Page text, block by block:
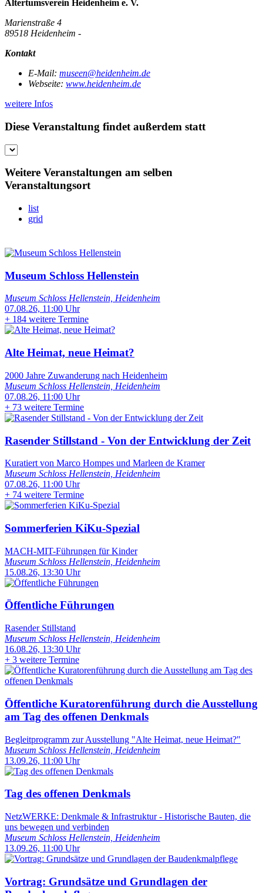
Altertumsverein Heidenheim e. V.
Marienstraße 4
89518 Heidenheim -
Kontakt
E-Mail: museen@heidenheim.de
Webseite: www.heidenheim.de
weitere Infos
Diese Veranstaltung findet außerdem statt
Weitere Veranstaltungen am selben
Veranstaltungsort
list
grid
Museum Schloss Hellenstein
Museum Schloss Hellenstein, Heidenheim
07.08.26, 11:00 Uhr
+ 184 weitere Termine
Alte Heimat, neue Heimat?
2000 Jahre Zuwanderung nach Heidenheim
Museum Schloss Hellenstein, Heidenheim
07.08.26, 11:00 Uhr
+ 73 weitere Termine
Rasender Stillstand - Von der Entwicklung der Zeit
Kuratiert von Marco Hompes und Marleen de Kramer
Museum Schloss Hellenstein, Heidenheim
07.08.26, 11:00 Uhr
+ 74 weitere Termine
Sommerferien KiKu-Spezial
MACH-MIT-Führungen für Kinder
Museum Schloss Hellenstein, Heidenheim
15.08.26, 13:30 Uhr
Öffentliche Führungen
Rasender Stillstand
Museum Schloss Hellenstein, Heidenheim
16.08.26, 13:30 Uhr
+ 3 weitere Termine
Öffentliche Kuratorenführung durch die Ausstellung
am Tag des offenen Denkmals
Begleitprogramm zur Ausstellung "Alte Heimat, neue Heimat?"
Museum Schloss Hellenstein, Heidenheim
13.09.26, 11:00 Uhr
Tag des offenen Denkmals
NetzWERKE: Denkmale & Infrastruktur - Historische Bauten, die
uns bewegen und verbinden
Museum Schloss Hellenstein, Heidenheim
13.09.26, 11:00 Uhr
Vortrag: Grundsätze und Grundlagen der